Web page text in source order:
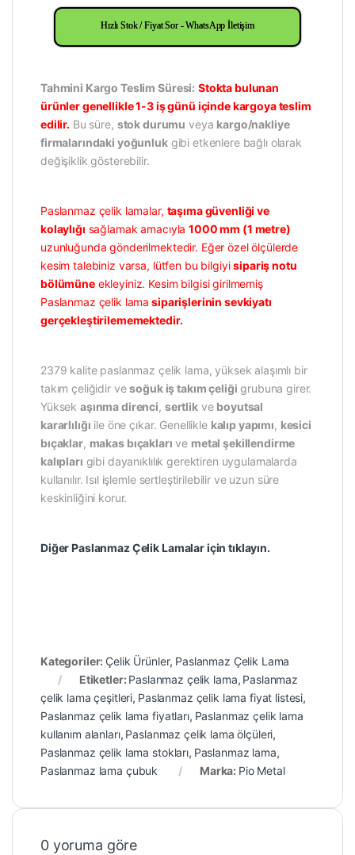
Hızlı Stok / Fiyat Sor - WhatsApp İletişim
Tahmini Kargo Teslim Süresi: Stokta bulunan
ürünler genellikle 1-3 iş günü içinde kargoya teslim
edilir. Bu süre, stok durumu veya kargo/nakliye
firmalarındaki yoğunlukgibi etkenlere bağlı olarak
değişiklik gösterebilir.
Paslanmaz çelik lamalar, taşıma güvenliği ve
kolaylığı sağlamak amacıyla1000 mm (1 metre)
uzunluğunda gönderilmektedir. Eğer özel ölçülerde
kesim talebiniz varsa, lütfen bu bilgiyisipariş notu
bölümüneekleyiniz. Kesim bilgisi girilmemiş
Paslanmaz çelik lama siparişlerinin sevkiyatı
gerçekleştirilememektedir.
2379 kalite paslanmaz çelik lama, yüksek alaşımlı bir
takım çeliğidir vesoğuk iş takım çeliği grubuna girer.
Yüksekaşınma direnci, sertlikve boyutsal
kararlılığı ile öne çıkar. Genellikle kalıp yapımı, kesici
bıçaklar, makas bıçakları ve metal şekillendirme
kalıpları gibi dayanıklılık gerektiren uygulamalarda
kullanılır. Isıl işlemle sertleştirilebilir ve uzun süre
keskinliğini korur.
Diğer Paslanmaz Çelik Lamalar için tıklayın.
Kategoriler: Çelik Ürünler, Paslanmaz Çelik Lama
Etiketler: Paslanmaz çelik lama, Paslanmaz
çelik lama çeşitleri, Paslanmaz çelik lama fiyat listesi,
Paslanmaz çelik lama fiyatları, Paslanmaz çelik lama
kullanım alanları, Paslanmaz çelik lama ölçüleri,
Paslanmaz çelik lama stokları, Paslanmaz lama,
Paslanmaz lama çubuk
Marka: Pio Metal
0 yoruma göre